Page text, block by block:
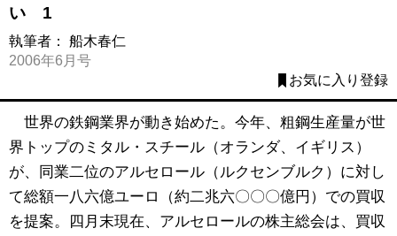
い 1
執筆者： 船木春仁
2006年6月号
お気に入り登録
世界の鉄鋼業界が動き始めた。今年、粗鋼生産量が世
界トップのミタル・スチール（オランダ、イギリス）
が、同業二位のアルセロール（ルクセンブルク）に対し
て総額一八六億ユーロ（約二兆六〇〇〇億円）での買収
を提案。四月末現在、アルセロールの株主総会は、買収